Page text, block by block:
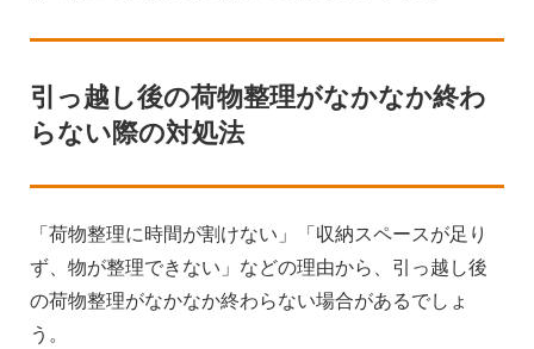
引っ越し後の荷物整理がなかなか終わ
らない際の対処法
「荷物整理に時間が割けない」「収納スペースが足り
ず、物が整理できない」などの理由から、引っ越し後
の荷物整理がなかなか終わらない場合があるでしょ
う。